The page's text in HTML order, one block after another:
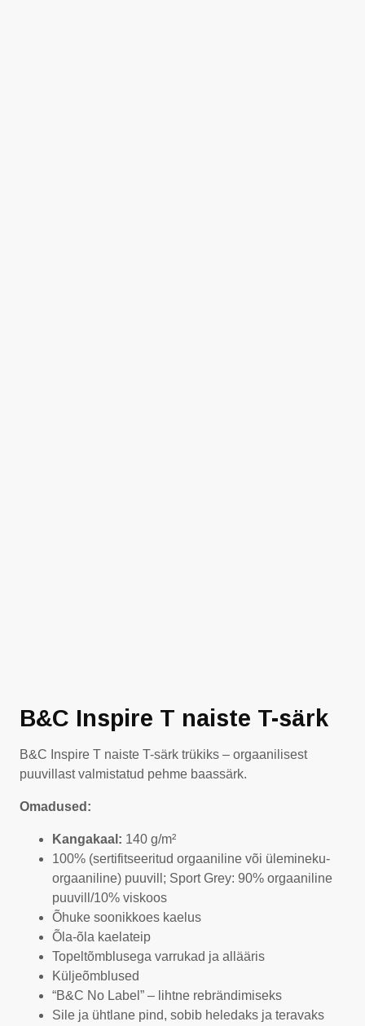
B&C Inspire T naiste T-särk
B&C Inspire T naiste T-särk trükiks – orgaanilisest
puuvillast valmistatud pehme baassärk.
Omadused:
Kangakaal: 140 g/m²
100% (sertifitseeritud orgaaniline või ülemineku-
orgaaniline) puuvill; Sport Grey: 90% orgaaniline
puuvill/10% viskoos
Õhuke soonikkoes kaelus
Õla-õla kaelateip
Topeltõmblusega varrukad ja allääris
Küljeõmblused
“B&C No Label” – lihtne rebrändimiseks
Sile ja ühtlane pind, sobib heledaks ja teravaks